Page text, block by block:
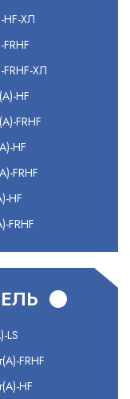
HF-ХЛ
ХЛ
HF
FRHF
HF
FRHF
HF
FRHF
LS
FRHF
HF